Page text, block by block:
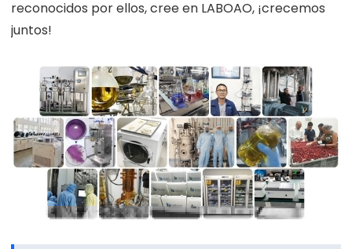
reconocidos por ellos, cree en LABOAO, ¡crecemos
juntos!